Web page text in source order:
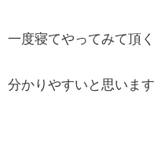
一度寝てやってみて頂
分かりやすいと思います